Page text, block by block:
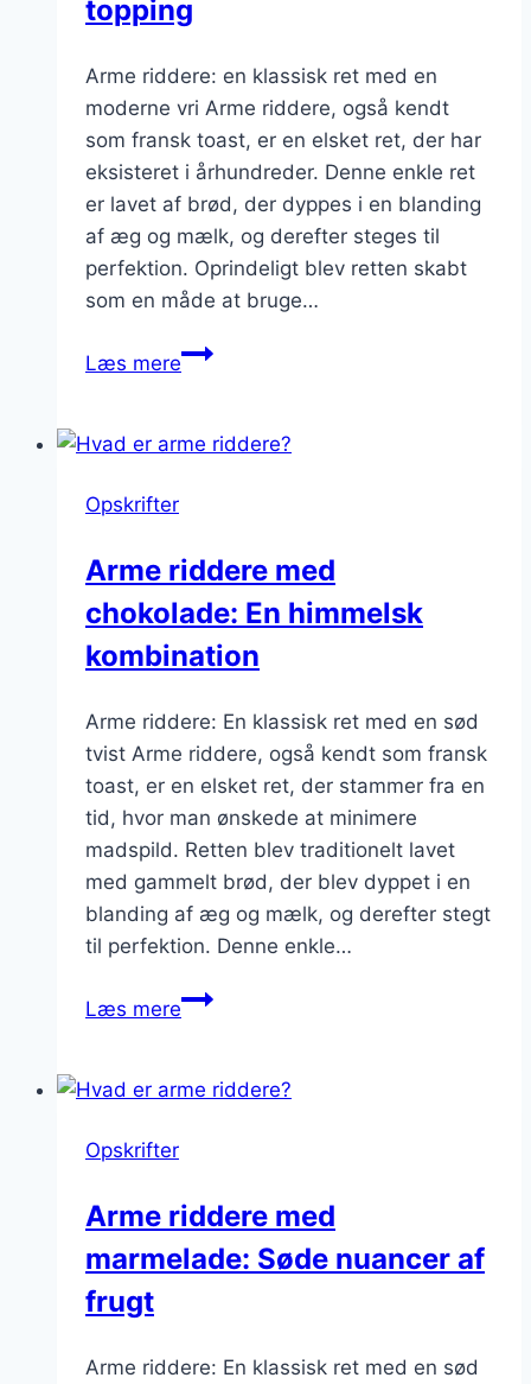
topping
Arme riddere: en klassisk ret med en
moderne vri Arme riddere, også kendt
som fransk toast, er en elsket ret, der har
eksisteret i århundreder. Denne enkle ret
er lavet af brød, der dyppes i en blanding
af æg og mælk, og derefter steges til
perfektion. Oprindeligt blev retten skabt
som en måde at bruge…
Læs mereArme
marmelade:
Opskrifter
Arme riddere med
chokolade: En himmelsk
kombination
Arme riddere: En klassisk ret med en sød
tvist Arme riddere, også kendt som fransk
toast, er en elsket ret, der stammer fra en
tid, hvor man ønskede at minimere
madspild. Retten blev traditionelt lavet
med gammelt brød, der blev dyppet i en
blanding af æg og mælk, og derefter stegt
til perfektion. Denne enkle…
Læs mereArme
chokolade:
Opskrifter
Arme riddere med
marmelade: Søde nuancer af
frugt
Arme riddere: En klassisk ret med en sød